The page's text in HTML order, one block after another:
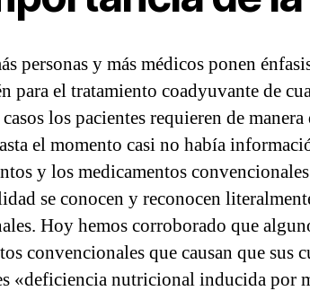
personas y más médicos ponen
para el tratamiento coadyuvante de
los pacientes requieren de
el momento casi no había
y los medicamentos
se conocen y reconocen
Hoy hemos corroborado que
convencionales que causan que
«deficiencia nutricional inducida por